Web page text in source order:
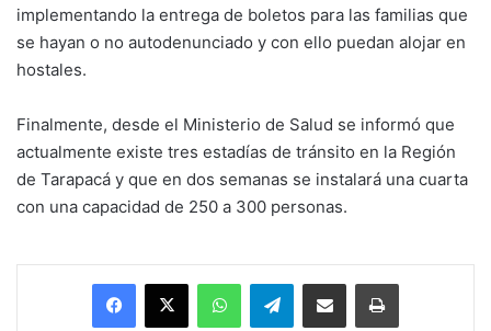
implementando la entrega de boletos para las familias que
se hayan o no autodenunciado y con ello puedan alojar en
hostales.
Finalmente, desde el Ministerio de Salud se informó que
actualmente existe tres estadías de tránsito en la Región
de Tarapacá y que en dos semanas se instalará una cuarta
con una capacidad de 250 a 300 personas.
Facebook
X WhatsAppTelegramEnviar vía email Imprimir